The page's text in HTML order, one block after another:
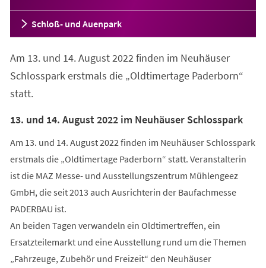
Schloß- und Auenpark
Am 13. und 14. August 2022 finden im Neuhäuser
Schlosspark erstmals die „Oldtimertage Paderborn“
statt.
13. und 14. August 2022 im Neuhäuser Schlosspark
Am 13. und 14. August 2022 finden im Neuhäuser Schlosspark
erstmals die „Oldtimertage Paderborn“ statt. Veranstalterin
ist die MAZ Messe- und Ausstellungszentrum Mühlengeez
GmbH, die seit 2013 auch Ausrichterin der Baufachmesse
PADERBAU ist.
An beiden Tagen verwandeln ein Oldtimertreffen, ein
Ersatzteilemarkt und eine Ausstellung rund um die Themen
„Fahrzeuge, Zubehör und Freizeit“ den Neuhäuser